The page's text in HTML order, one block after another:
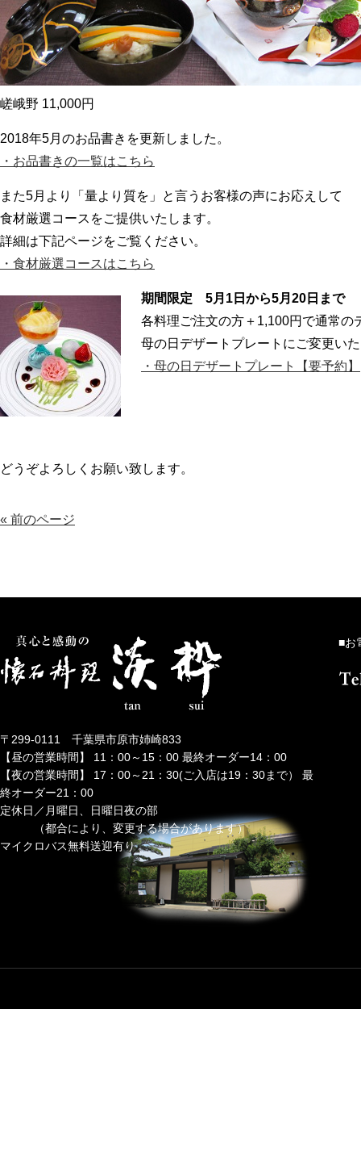
嵯峨野 11,000円
2018年5月のお品書きを更新しました。
・お品書きの一覧はこちら
また5月より「量より質を」と言うお客様の声にお応えして
食材厳選コースをご提供いたします。
詳細は下記ページをご覧ください。
・食材厳選コースはこちら
期間限定 5月1日から5月20日まで
各料理ご注文の方＋1,100円で通常の
母の日デザートプレートにご変更い
・母の日デザートプレート【要予約】
どうぞよろしくお願い致します。
« 前のページ
〒299-0111 千葉県市原市姉崎833
【昼の営業時間】 11：00～15：00 最終オーダー14：00
【夜の営業時間】 17：00～21：30(ご入店は19：30まで） 最
終オーダー21：00
定休日／月曜日、日曜日夜の部
（都合により、変更する場合があります）
マイクロバス無料送迎有り
■お